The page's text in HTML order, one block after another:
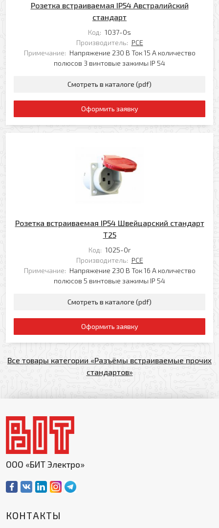
Розетка встраиваемая IP54 Австралийский
стандарт
Код: 1037-0s
Производитель: PCE
Примечание: Напряжение 230 В Ток 15 А количество
полюсов 3 винтовые зажимы IP 54
Смотреть в каталоге (pdf)
Оформить заявку
Розетка встраиваемая IP54 Швейцарский стандарт
T25
Код: 1025-0r
Производитель: PCE
Примечание: Напряжение 230 В Ток 16 А количество
полюсов 5 винтовые зажимы IP 54
Смотреть в каталоге (pdf)
Оформить заявку
Все товары категории «Разъёмы встраиваемые прочих
стандартов»
ООО «БИТ Электро»
КОНТАКТЫ